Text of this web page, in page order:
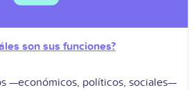
son sus funciones?
—económicos, políticos, sociales—